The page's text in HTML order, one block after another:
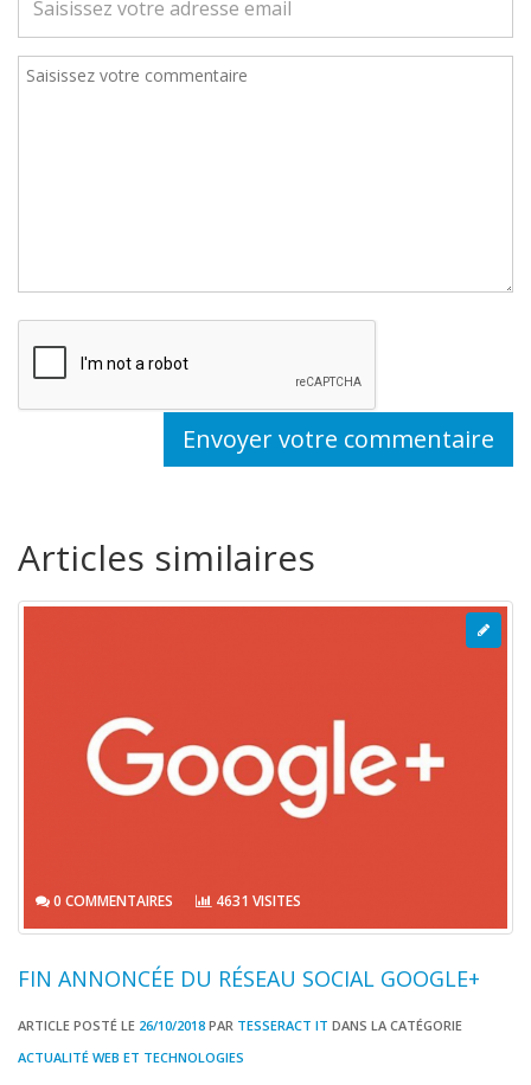
Envoyer votre commentaire
Articles similaires
0 COMMENTAIRES 4631 VISITES
FIN ANNONCÉE DU RÉSEAU SOCIAL GOOGLE+
ARTICLE POSTÉ LE 26/10/2018 PAR TESSERACT IT DANS LA CATÉGORIE
ACTUALITÉ WEB ET TECHNOLOGIES